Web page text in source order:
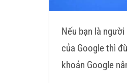
Nếu bạn là
của Google thì
khoản Google